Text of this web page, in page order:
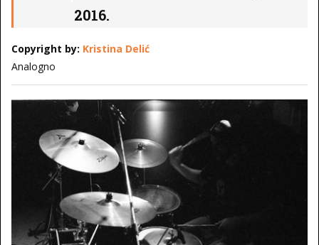
2016.
Copyright by: Kristina Delić
Analogno